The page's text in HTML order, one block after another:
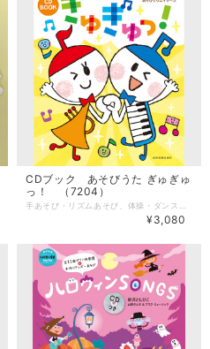
CDブック あそびうた ぎゅぎゅ
っ！ （7204）
¥3,080